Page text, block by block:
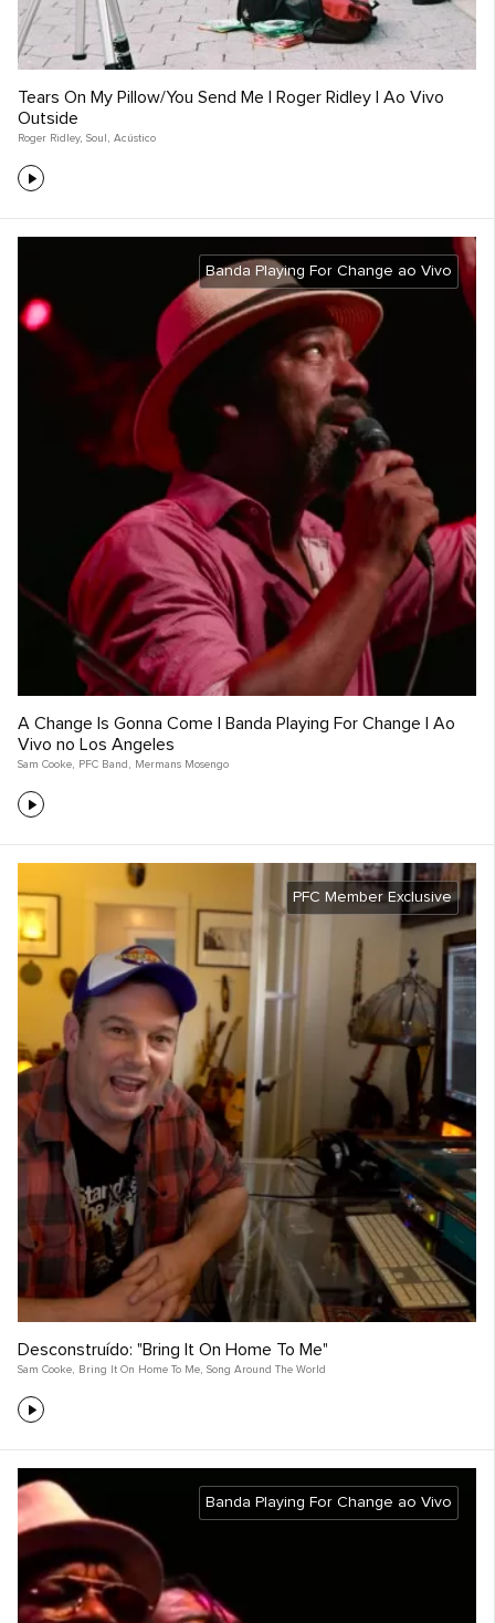
Tears On My Pillow/You Send Me | Roger Ridley | Ao Vivo
Outside
Roger Ridley, Soul , Acústico
Banda Playing For Change ao Vivo
A Change Is Gonna Come | Banda Playing For Change | Ao
Vivo no Los Angeles
Sam Cooke, PFC Band , Mermans Mosengo
PFC Member Exclusive
Desconstruído: "Bring It On Home To Me"
Sam Cooke, Bring It On Home To Me, Song Around The World
Banda Playing For Change ao Vivo